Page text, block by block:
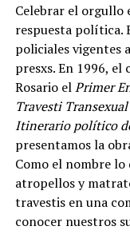
Celebrar el orgullo
respuesta política.
policiales vigentes
presxs. En 1996, el
Rosario elPrimer
Travesti
Itinerario político
presentamos la
Como el nombre lo
atropellos y
travestis en una
conocer nuestros